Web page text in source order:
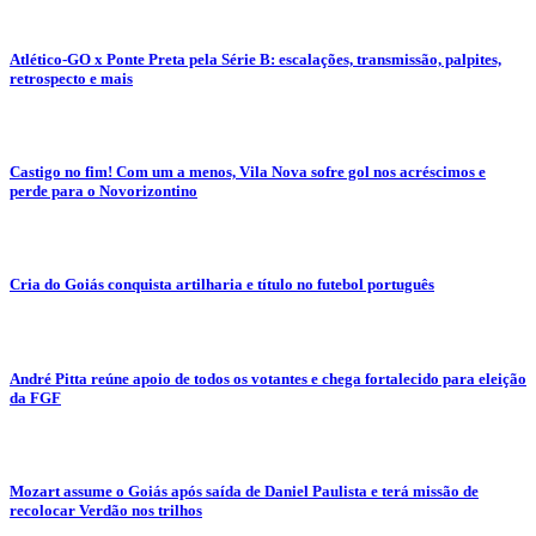
Atlético-GO x Ponte Preta pela Série B: escalações, transmissão, palpites,
retrospecto e mais
Castigo no fim! Com um a menos, Vila Nova sofre gol nos acréscimos e
perde para o Novorizontino
Cria do Goiás conquista artilharia e título no futebol português
André Pitta reúne apoio de todos os votantes e chega fortalecido para eleição
da FGF
Mozart assume o Goiás após saída de Daniel Paulista e terá missão de
recolocar Verdão nos trilhos